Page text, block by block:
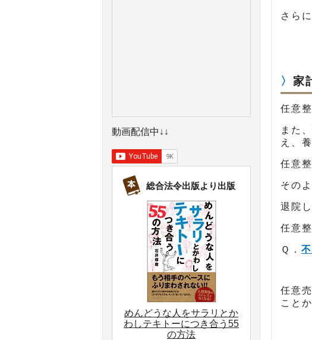
さら
家
任意
また
え、
任意
その
退院
任意
Ｑ．
任意
こと
動画配信中↓↓
総合法令出版より出版
めんどうな人をサラリとか
わしテキトーにつき合う55
の方法